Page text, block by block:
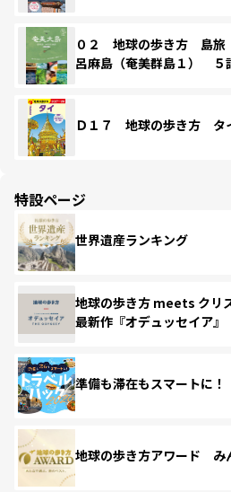
０２ 地球の歩き方 島
呂麻島（奄美群島１） ５
Ｄ１７ 地球の歩き方 タ
特設ページ
世界遺産ランキング
地球の歩き方 meets クリ
最新作『オデュッセイア』
準備も滞在もスマートに
地球の歩き方アワード み